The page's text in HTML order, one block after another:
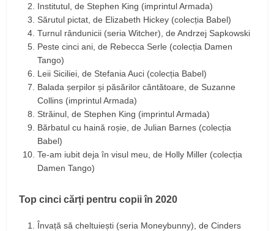
Institutul, de Stephen King (imprintul Armada)
Sărutul pictat, de Elizabeth Hickey (colecția Babel)
Turnul rândunicii (seria Witcher), de Andrzej Sapkowski
Peste cinci ani, de Rebecca Serle (colecția Damen
Tango)
Leii Siciliei, de Stefania Auci (colecția Babel)
Balada șerpilor și păsărilor cântătoare, de Suzanne
Collins (imprintul Armada)
Străinul, de Stephen King (imprintul Armada)
Bărbatul cu haină roșie, de Julian Barnes (colecția
Babel)
Te-am iubit deja în visul meu, de Holly Miller (colecția
Damen Tango)
Top cinci cărți pentru copii în 2020
Învață să cheltuiești (seria Moneybunny), de Cinders